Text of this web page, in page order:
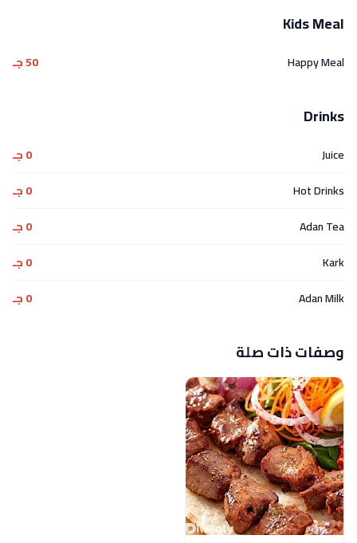
Kids Meal
Happy Meal 50 جـ
Drinks
Juice
0 جـ
Hot Drinks
0 جـ
Adan Tea
0 جـ
Kark
0 جـ
Adan Milk
0 جـ
وصفات ذات صلة